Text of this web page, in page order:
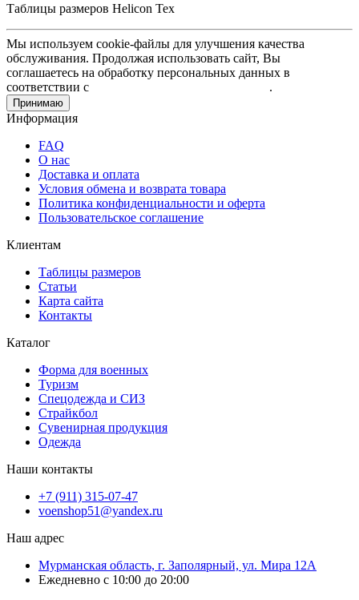
Таблицы размеров Helicon Tex
Мы используем cookie-файлы для улучшения качества
обслуживания. Продолжая использовать сайт, Вы
соглашаетесь на обработку персональных данных в
соответствии с
.
Принимаю
Информация
FAQ
О нас
Доставка и оплата
Условия обмена и возврата товара
Политика конфиденциальности и оферта
Пользовательское соглашение
Клиентам
Таблицы размеров
Статьи
Карта сайта
Контакты
Каталог
Форма для военных
Туризм
Спецодежда и СИЗ
Страйкбол
Сувенирная продукция
Одежда
Наши контакты
+7 (911) 315-07-47
voenshop51@yandex.ru
Наш адрес
Мурманская область, г. Заполярный, ул. Мира 12А
Ежедневно с 10:00 до 20:00